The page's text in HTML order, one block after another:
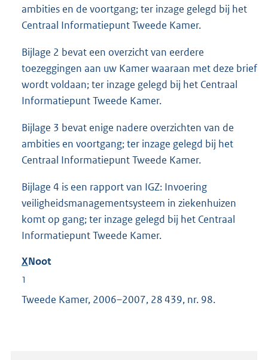
ambities en de voortgang; ter inzage gelegd bij het
Centraal Informatiepunt Tweede Kamer.
Bijlage 2 bevat een overzicht van eerdere
toezeggingen aan uw Kamer waaraan met deze brief
wordt voldaan; ter inzage gelegd bij het Centraal
Informatiepunt Tweede Kamer.
Bijlage 3 bevat enige nadere overzichten van de
ambities en voortgang; ter inzage gelegd bij het
Centraal Informatiepunt Tweede Kamer.
Bijlage 4 is een rapport van IGZ: Invoering
veiligheidsmanagementsysteem in ziekenhuizen
komt op gang; ter inzage gelegd bij het Centraal
Informatiepunt Tweede Kamer.
XNoot
1
Tweede Kamer, 2006–2007, 28 439, nr. 98.